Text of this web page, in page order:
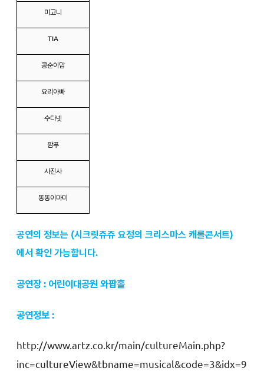
미고니
TIA
콩순이맘
요리아빠
수다넷
깜푸
사진사
똥똥이마미
공연의 정보는 (시크릿쥬쥬 요정의 크리스마스 캐롤콘서트)
에서 확인 가능합니다.
공연장 : 어린이대공원 와팝홀
공연정보 :
http://www.artz.co.kr/main/cultureMain.php?
inc=cultureView&tbname=musical&code=3&idx=9